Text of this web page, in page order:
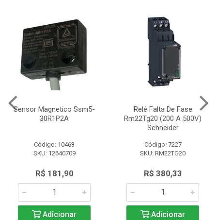
Sensor Magnetico Ssm5-
30R1P2A
Código: 10463
SKU: 12640709
R$ 181,90
Adicionar
Relé Falta De Fase
Rm22Tg20 (200 A 500V)
Schneider
Código: 7227
SKU: RM22TG20
R$ 380,33
Adicionar